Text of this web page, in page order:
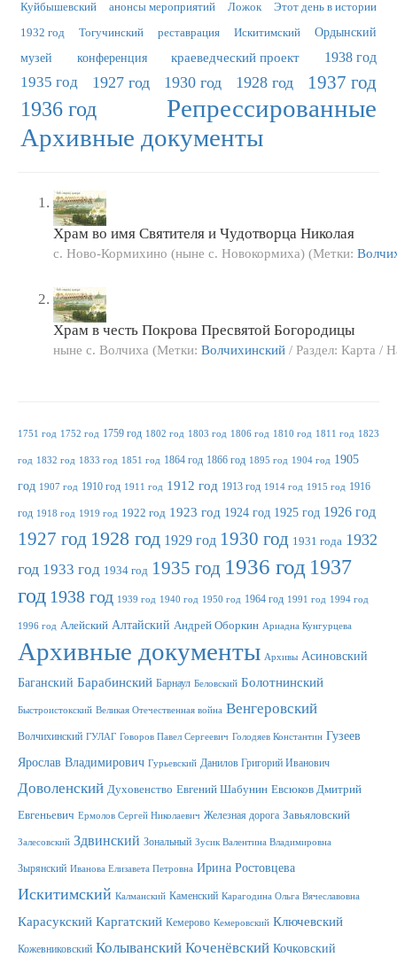
Куйбышевский анонсы мероприятий Ложок Этот день в истории
1932 год Тогучинский реставрация Искитимский Ордынский
музей конференция краеведческий проект 1938 год
1935 год 1927 год 1930 год 1928 год 1937 год
1936 год Репрессированные
Архивные документы
Храм во имя Святителя и Чудотворца Николая
с. Ново-Кормихино (ныне с. Новокормиха) (Метки:
Храм в честь Покрова Пресвятой Богородицы
ныне с. Волчиха (Метки: Волчихинский / Раздел: Карта /
1751 год 1752 год 1759 год 1802 год 1803 год 1806 год 1810 год 1811 год 1823
год 1832 год 1833 год 1851 год 1864 год 1866 год 1895 год 1904 год 1905
год 1907 год 1910 год 1911 год 1912 год 1913 год 1914 год 1915 год 1916
год 1918 год 1919 год 1922 год 1923 год 1924 год 1925 год 1926 год
1927 год 1928 год 1929 год 1930 год 1931 года 1932
год 1933 год 1934 год 1935 год 1936 год 1937
год 1938 год 1939 год 1940 год 1950 год 1964 год 1991 год 1994 год
1996 год Алейский Алтайский Андрей Оборкин Ариадна Кунгурцева
Архивные документы Архивы Асиновский
Баганский Барабинский Барнаул Беловский Болотнинский
Быстроистокский Великая Отечественная война Венгеровский
Волчихинский ГУЛАГ Говоров Павел Сергеевич Голодяев Константин Гузеев
Ярослав Владимирович Гурьевский Данилов Григорий Иванович
Доволенский Духовенство Евгений Шабунин Евсюков Дмитрий
Евгеньевич Ермолов Сергей Николаевич Железная дорога Завьяловский
Залесовский Здвинский Зональный Зусик Валентина Владимировна
Зырянский Иванова Елизавета Петровна Ирина Ростовцева
Искитимский Калманский Каменский Карагодина Ольга Вячеславовна
Карасукский Каргатский Кемерово Кемеровский Ключевский
Кожевниковский Колыванский Коченёвский Кочковский